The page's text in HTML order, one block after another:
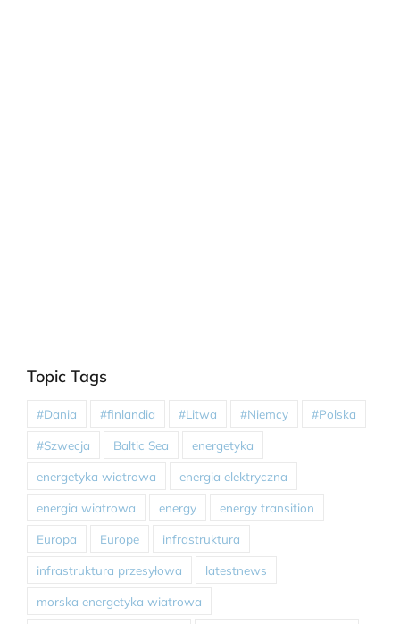
Topic Tags
#Dania #finlandia #Litwa #Niemcy #Polska
#Szwecja Baltic Sea energetyka
energetyka wiatrowa energia elektryczna
energia wiatrowa energy energy transition
Europa Europe infrastruktura
infrastruktura przesyłowa latestnews
morska energetyka wiatrowa